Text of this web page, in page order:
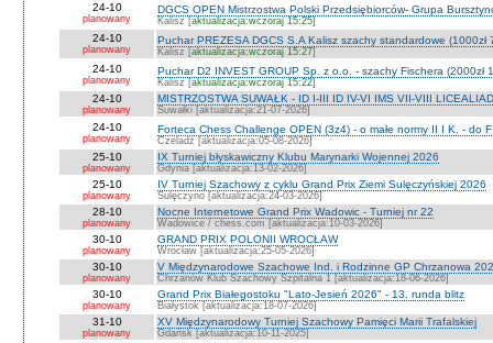
24-10
planowany
DGCS OPEN Mistrzostwa Polski Przedsiębiorców- Grupa
Kalisz [aktualizacja:wczoraj 15:25]
24-10
planowany
Puchar PREZESA DGCS S.A Kalisz szachy standardowe (1000zł
Kalisz [aktualizacja:wczoraj 15:27]
24-10
planowany
Puchar D2 INVEST GROUP Sp. z o.o. - szachy Fischera (2000zł
Kalisz [aktualizacja:wczoraj 15:22]
24-10
planowany
MISTRZOSTWA SUWAŁK - ID I-III ID IV-VI IMS VII-VIII
Suwałki [aktualizacja:21-07-2026]
24-10
planowany
Forteca Chess Challenge OPEN (3z4) - o małe normy II I K. - do
Czeladź [aktualizacja:05-08-2026]
25-10
planowany
IX Turniej błyskawiczny Klubu Marynarki Wojennej 2026
Gdynia [aktualizacja:13-02-2026]
25-10
planowany
IV Turniej Szachowy z cyklu Grand Prix Ziemi Sulęczyńskiej 2026
Sulęczyno [aktualizacja:24-03-2026]
28-10
planowany
Nocne Internetowe Grand Prix Wadowic - Turniej nr 22
Wadowice / chess.com [aktualizacja:10-03-2026]
30-10
planowany
GRAND PRIX POLONII WROCŁAW
Wrocław [aktualizacja:25-05-2026]
30-10
planowany
V Międzynarodowe Szachowe Ind. i Rodzinne GP Chrzanowa
Chrzanów Klub Szachowy Szpitalna 1 [aktualizacja:18-06-2026]
30-10
planowany
Grand Prix Białegostoku "Lato-Jesień 2026" - 13. runda blitz
Białystok [aktualizacja:18-07-2026]
31-10
planowany
XV Międzynarodowy Turniej Szachowy Pamięci Marii Trafalskiej
Gdańsk [aktualizacja:10-11-2025]